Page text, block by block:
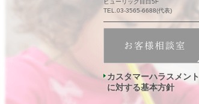
TEL.03-3565-6688(代表)
カスタマーハラスメント
に対する基本方針